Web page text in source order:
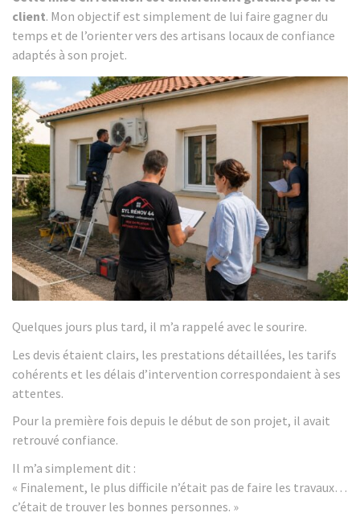
client. Mon objectif est simplement de lui faire gagner du
temps et de l’orienter vers des artisans locaux de confiance
adaptés à son projet.
Quelques jours plus tard, il m’a rappelé avec le sourire.
Les devis étaient clairs, les prestations détaillées, les tarifs
cohérents et les délais d’intervention correspondaient à ses
attentes.
Pour la première fois depuis le début de son projet, il avait
retrouvé confiance.
Il m’a simplement dit :
« Finalement, le plus difficile n’était pas de faire les travaux…
c’était de trouver les bonnes personnes. »